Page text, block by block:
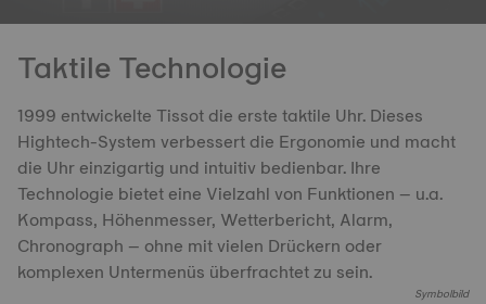
Taktile Technologie
1999 entwickelte Tissot die erste taktile Uhr. Dieses
Hightech-System verbessert die Ergonomie und macht
die Uhr einzigartig und intuitiv bedienbar. Ihre
Technologie bietet eine Vielzahl von Funktionen – u.a.
Kompass, Höhenmesser, Wetterbericht, Alarm,
Chronograph – ohne mit vielen Drückern oder
komplexen Untermenüs überfrachtet zu sein.
Symbolbild